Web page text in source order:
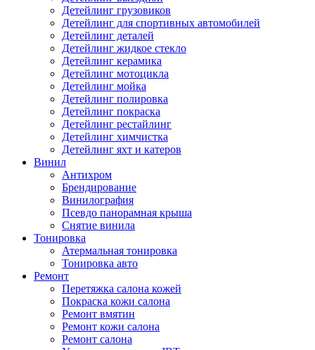
Детейлинг грузовиков
Детейлинг для спортивных автомобилей
Детейлинг деталей
Детейлинг жидкое стекло
Детейлинг керамика
Детейлинг мотоцикла
Детейлинг мойка
Детейлинг полировка
Детейлинг покраска
Детейлинг рестайлинг
Детейлинг химчистка
Детейлинг яхт и катеров
Винил
Антихром
Брендирование
Винилография
Псевдо панорамная крыша
Снятие винила
Тонировка
Атермальная тонировка
Тонировка авто
Ремонт
Перетяжка салона кожей
Покраска кожи салона
Ремонт вмятин
Ремонт кожи салона
Ремонт салона